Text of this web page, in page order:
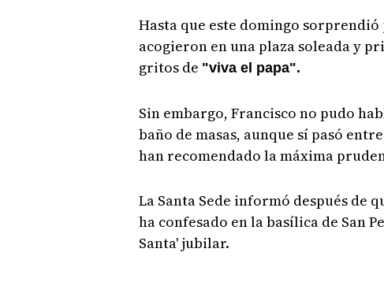
Hasta que este domingo
acogieron en una plaza soleada y
gritos de "viva el papa".
Sin embargo, Francisco no pudo
baño de masas, aunque sí pasó
han recomendado la máxima
La Santa Sede informó después de
ha confesado en la basílica de San
Santa' jubilar.